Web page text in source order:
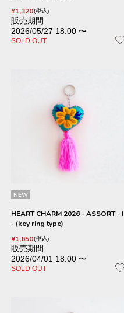
¥1,320 税込
販売期間
2026/05/27 18:00 〜
SOLD OUT
NEW
HEART CHARM 2026 - ASSORT - I
- (key ring type)
¥1,650 税込
販売期間
2026/04/01 18:00 〜
SOLD OUT